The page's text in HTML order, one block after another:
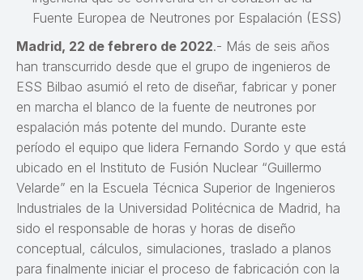
Fuente Europea de Neutrones por Espalación (ESS)
Madrid, 22 de febrero de 2022.- Más de seis años
han transcurrido desde que el grupo de ingenieros de
ESS Bilbao asumió el reto de diseñar, fabricar y poner
en marcha el blanco de la fuente de neutrones por
espalación más potente del mundo. Durante este
período el equipo que lidera Fernando Sordo y que está
ubicado en el Instituto de Fusión Nuclear “Guillermo
Velarde” en la Escuela Técnica Superior de Ingenieros
Industriales de la Universidad Politécnica de Madrid, ha
sido el responsable de horas y horas de diseño
conceptual, cálculos, simulaciones, traslado a planos
para finalmente iniciar el proceso de fabricación con la